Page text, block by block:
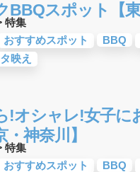
BBQスポット【東
特集
おすすめスポット BBQ
映え
!オシャレ!女子に
・神奈川】
特集
おすすめスポット BBQ